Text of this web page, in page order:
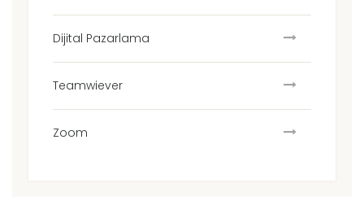
Dijital Pazarlama
Teamwiever
Zoom